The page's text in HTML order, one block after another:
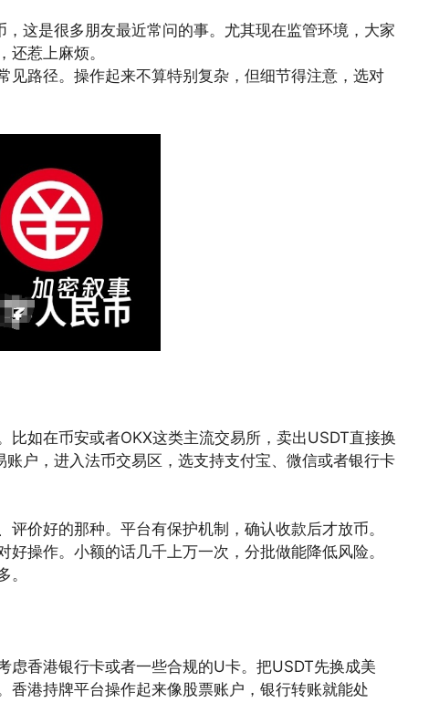
这是很多朋友最近常问的事。尤其现在监管环境，大家
惹上麻烦。
见路径。操作起来不算特别复杂，但细节得注意，选对
比如在币安或者OKX这类主流交易所，卖出USDT直接换
户，进入法币交易区，选支持支付宝、微信或者银行卡
价好的那种。平台有保护机制，确认收款后才放币。
操作。小额的话几千上万一次，分批做能降低风险。
。
虑香港银行卡或者一些合规的U卡。把USDT先换成美
香港持牌平台操作起来像股票账户，银行转账就能处